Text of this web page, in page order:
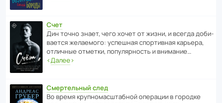
Счет
Дин точно знает, чего хочет от жизни, и всегда доби­
ва­ется жела­е­мого: успе­шная спор­ти­вная карьера,
отли­чные отметки, попу­ля­р­ность и внимание…
‹Далее›
Смертельный след
Во время круп­но­мас­ш­та­бной операции в городке